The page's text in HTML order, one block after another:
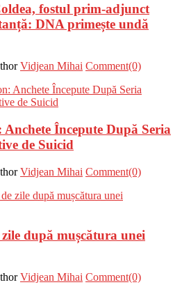
fostul prim-adjunct
DNA primește undă
Vidjean Mihai Comment(0)
Începute După Seria
de Suicid
Vidjean Mihai Comment(0)
după mușcătura unei
Vidjean Mihai Comment(0)